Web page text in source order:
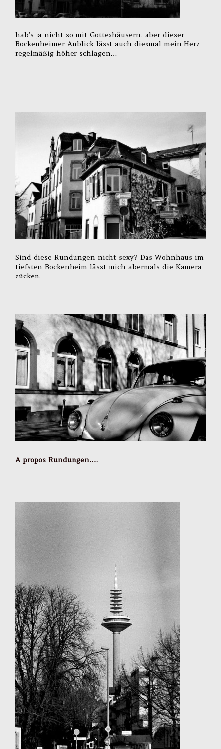
hab’s ja nicht so mit Gotteshäusern, aber dieser
Bockenheimer Anblick lässt auch diesmal mein Herz
regelmäßig höher schlagen…
Sind diese Rundungen nicht sexy? Das Wohnhaus im
tiefsten Bockenheim lässt mich abermals die Kamera
zücken.
A propos Rundungen….